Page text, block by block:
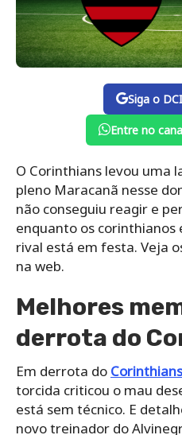
Siga o
Entre no
O Corinthians levou uma
pleno Maracanã nesse
não conseguiu reagir e
enquanto os
rival está em festa. Veja
na web.
Melhores
derrota do
Em derrota do Corinthians
torcida criticou o mau
está sem técnico. E
novo treinador do